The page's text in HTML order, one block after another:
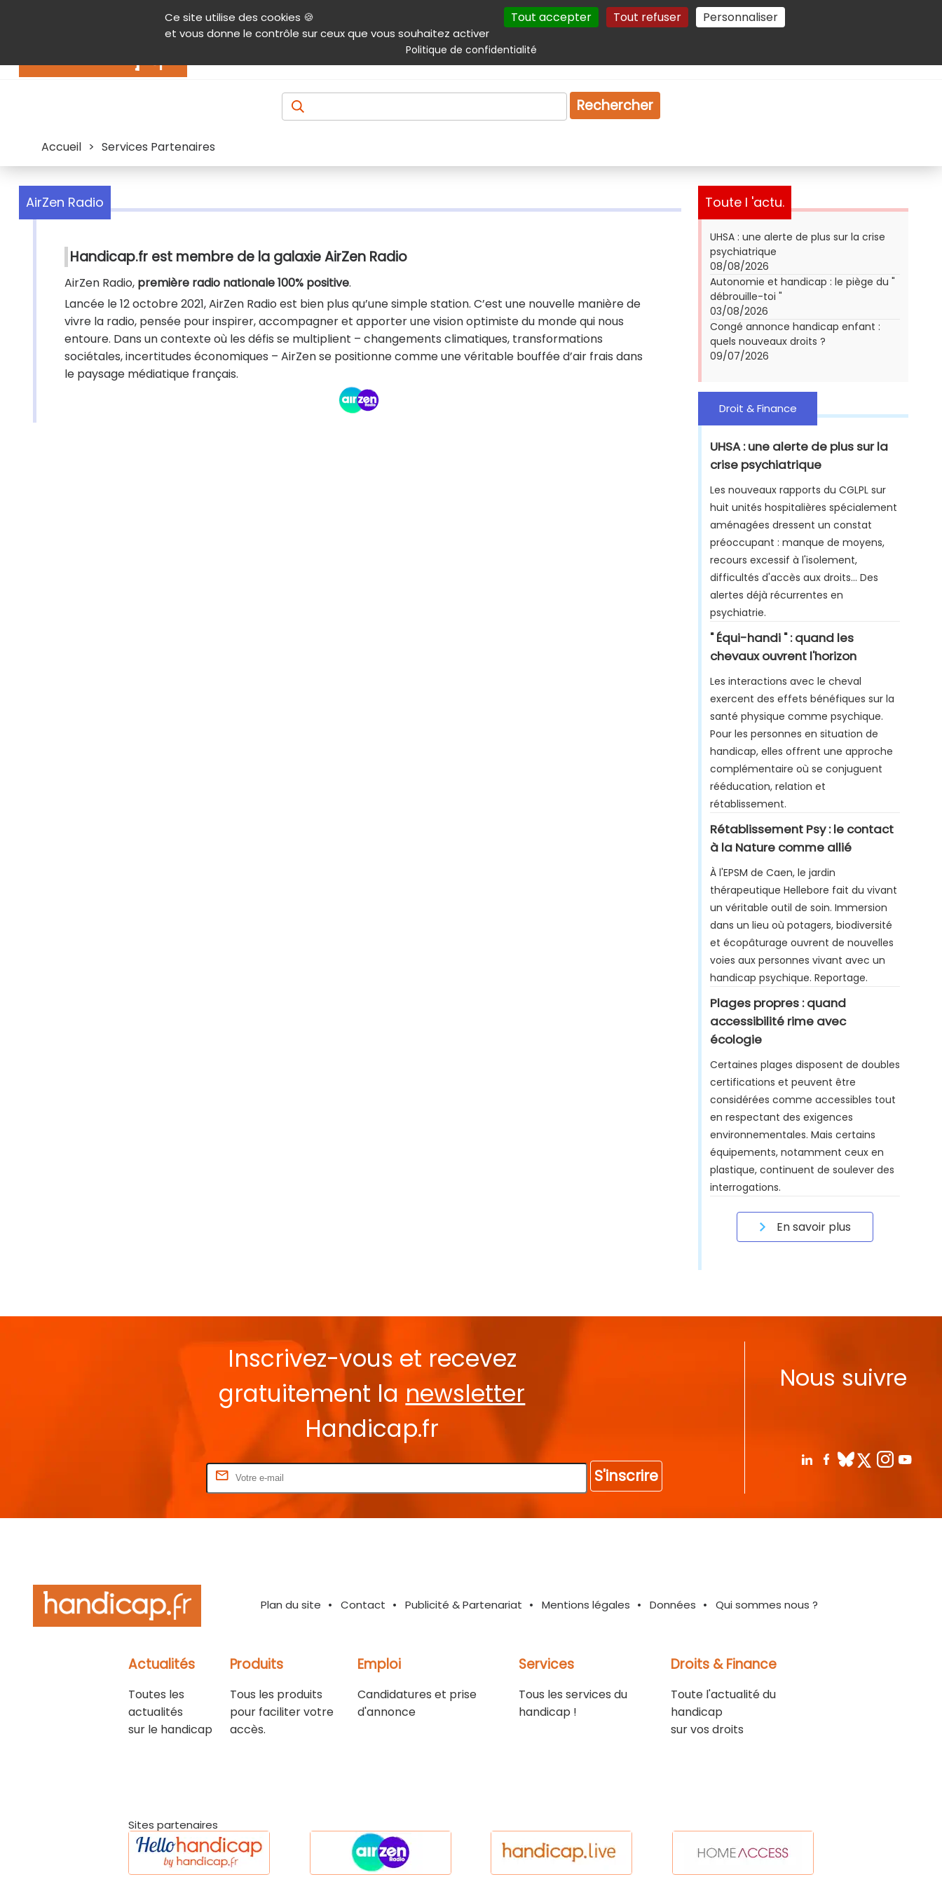
Ce site utilise des cookies 🍪
et vous donne le contrôle sur ceux que vous souhaitez activer
Tout accepter Tout refuser Personnaliser
Politique de confidentialité
Contenu Aide et accessibilité Menu principal Autres services Plan du site Gestion des cookies
Produits & services Emploi Droit
Rechercher
Accueil > Services Partenaires
AirZen Radio
Handicap.fr est membre de la galaxie AirZen Radio
AirZen Radio, première radio nationale 100% positive.
Lancée le 12 octobre 2021, AirZen Radio est bien plus qu’une simple station. C’est une nouvelle manière de
vivre la radio, pensée pour inspirer, accompagner et apporter une vision optimiste du monde qui nous
entoure. Dans un contexte où les défis se multiplient – changements climatiques, transformations
sociétales, incertitudes économiques – AirZen se positionne comme une véritable bouffée d’air frais dans
le paysage médiatique français.
Toute l 'actu.
UHSA : une alerte de plus sur la crise
psychiatrique
08/08/2026
Autonomie et handicap : le piège du "
débrouille-toi "
03/08/2026
Congé annonce handicap enfant :
quels nouveaux droits ?
09/07/2026
Droit & Finance
UHSA : une alerte de plus sur la
crise psychiatrique
Les nouveaux rapports du CGLPL sur
huit unités hospitalières spécialement
aménagées dressent un constat
préoccupant : manque de moyens,
recours excessif à l'isolement,
difficultés d'accès aux droits... Des
alertes déjà récurrentes en
psychiatrie.
" Équi-handi " : quand les
chevaux ouvrent l'horizon
Les interactions avec le cheval
exercent des effets bénéfiques sur la
santé physique comme psychique.
Pour les personnes en situation de
handicap, elles offrent une approche
complémentaire où se conjuguent
rééducation, relation et
rétablissement.
Rétablissement Psy : le contact
à la Nature comme allié
À l'EPSM de Caen, le jardin
thérapeutique Hellebore fait du vivant
un véritable outil de soin. Immersion
dans un lieu où potagers, biodiversité
et écopâturage ouvrent de nouvelles
voies aux personnes vivant avec un
handicap psychique. Reportage.
Plages propres : quand
accessibilité rime avec
écologie
Certaines plages disposent de doubles
certifications et peuvent être
considérées comme accessibles tout
en respectant des exigences
environnementales. Mais certains
équipements, notamment ceux en
plastique, continuent de soulever des
interrogations.
En savoir plus
Inscrivez-vous et recevez
gratuitement la newsletter
Handicap.fr
S'inscrire
Nous suivre
Plan du site Contact Publicité & Partenariat Mentions légales Données Qui sommes nous ?
Actualités
Toutes les
actualités
sur le handicap
Produits
Tous les produits
pour faciliter votre
accès.
Emploi
Candidatures et prise
d'annonce
Services
Tous les services du
handicap !
Droits & Finance
Toute l'actualité du
handicap
sur vos droits
Sites partenaires